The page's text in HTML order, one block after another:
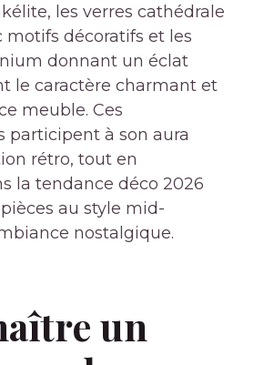
les verres cathédrale
motifs décoratifs et les
donnant un éclat
le caractère charmant et
meuble. Ces
participent à son aura
rétro, tout en
la tendance déco 2026
au style mid-
nostalgique.
un